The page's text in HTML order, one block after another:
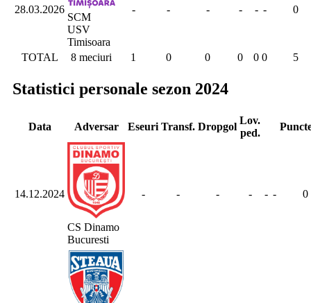
28.03.2026
SCM
USV
Timisoara
- - - - - - 0
TOTAL 8 meciuri 1 0 0 0 0 0 5
Statistici personale sezon 2024
Data Adversar Eseuri Transf. Dropgol
Lov.
ped.
14.12.2024
CS Dinamo
Bucuresti
- - - - - - 0